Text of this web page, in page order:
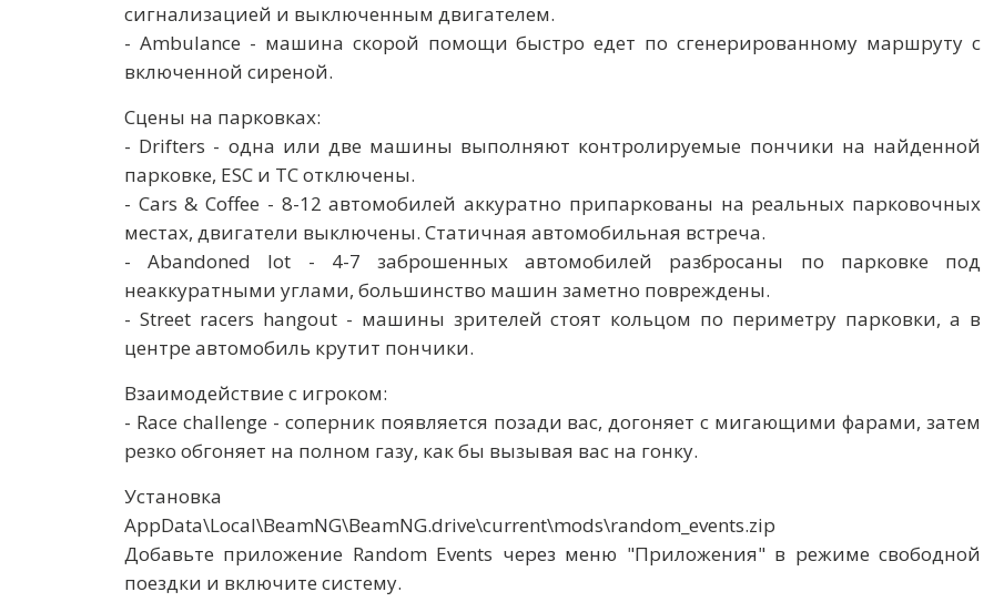
сигнализацией и выключенным двигателем.
- Ambulance - машина скорой помощи быстро едет по сгенерированному маршруту с
включенной сиреной.
Сцены на парковках:
- Drifters - одна или две машины выполняют контролируемые пончики на найденной
парковке, ESC и TC отключены.
- Cars & Coffee - 8-12 автомобилей аккуратно припаркованы на реальных парковочных
местах, двигатели выключены. Статичная автомобильная встреча.
- Abandoned lot - 4-7 заброшенных автомобилей разбросаны по парковке под
неаккуратными углами, большинство машин заметно повреждены.
- Street racers hangout - машины зрителей стоят кольцом по периметру парковки, а в
центре автомобиль крутит пончики.
Взаимодействие с игроком:
- Race challenge - соперник появляется позади вас, догоняет с мигающими фарами, затем
резко обгоняет на полном газу, как бы вызывая вас на гонку.
Установка
AppData\Local\BeamNG\BeamNG.drive\current\mods\random_events.zip
Добавьте приложение Random Events через меню "Приложения" в режиме свободной
поездки и включите систему.